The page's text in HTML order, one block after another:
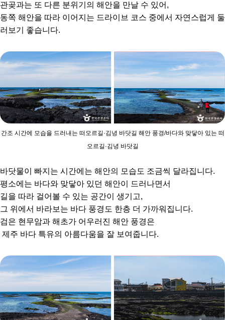
관곶과는 또 다른 분위기의 해안을 만날 수 있어,
동쪽 해안을 따라 이어지는 드라이브 코스 중에서 자연스럽게 둘
러보기 좋습니다.
간조 시간에 모습을 드러내는 떠오르길·김녕 바닷길 해안 풍경/바다와 맞닿아 있는 떠
오르길·김녕 바닷길
바닷물이 빠지는 시간에는 해안의 모습도 조금씩 달라집니다.
평소에는 바다와 맞닿아 있던 해안이 드러나면서
길을 따라 걸어볼 수 있는 공간이 생기고,
그 위에서 바라보는 바다 풍경도 한층 더 가까워집니다.
검은 현무암과 해초가 어우러진 해안 풍경은
제주 바다 특유의 아름다움을 잘 보여줍니다.